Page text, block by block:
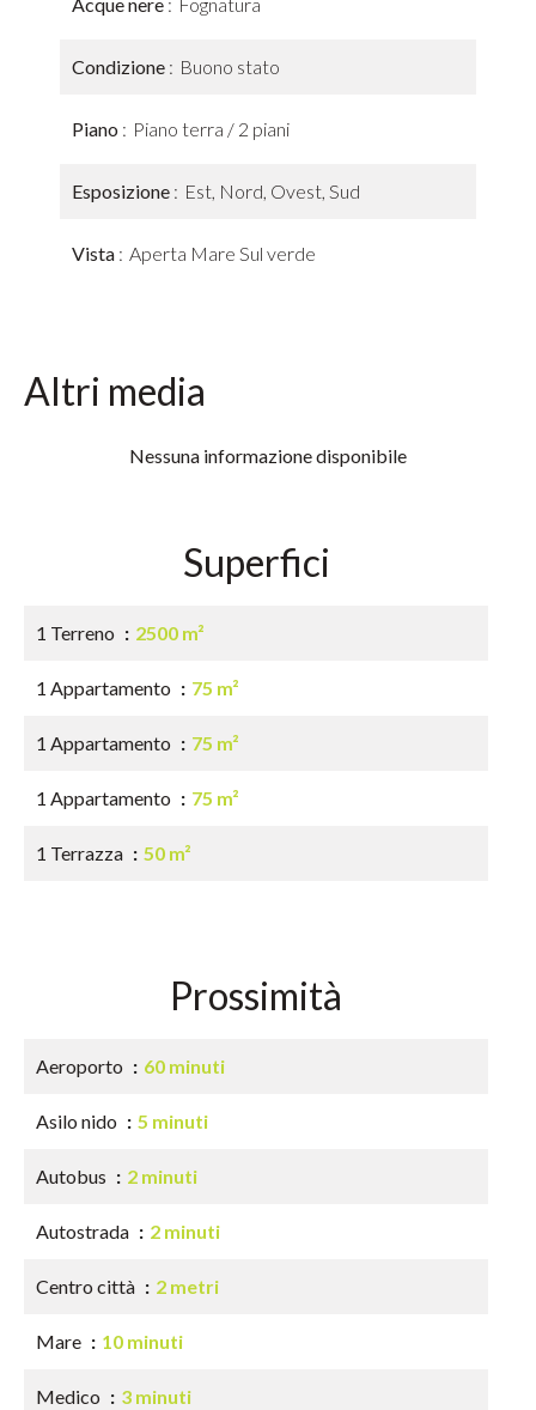
Condizione Buono stato
Piano Piano terra / 2 piani
Esposizione Est, Nord, Ovest, Sud
Vista Aperta Mare Sul verde
Altri media
Nessuna informazione disponibile
Superfici
1 Terreno 2500 m²
1 Appartamento 75 m²
1 Appartamento 75 m²
1 Appartamento 75 m²
1 Terrazza 50 m²
Prossimità
Aeroporto 60 minuti
Asilo nido 5 minuti
Autobus 2 minuti
Autostrada 2 minuti
Centro città 2 metri
Mare 10 minuti
Medico 3 minuti